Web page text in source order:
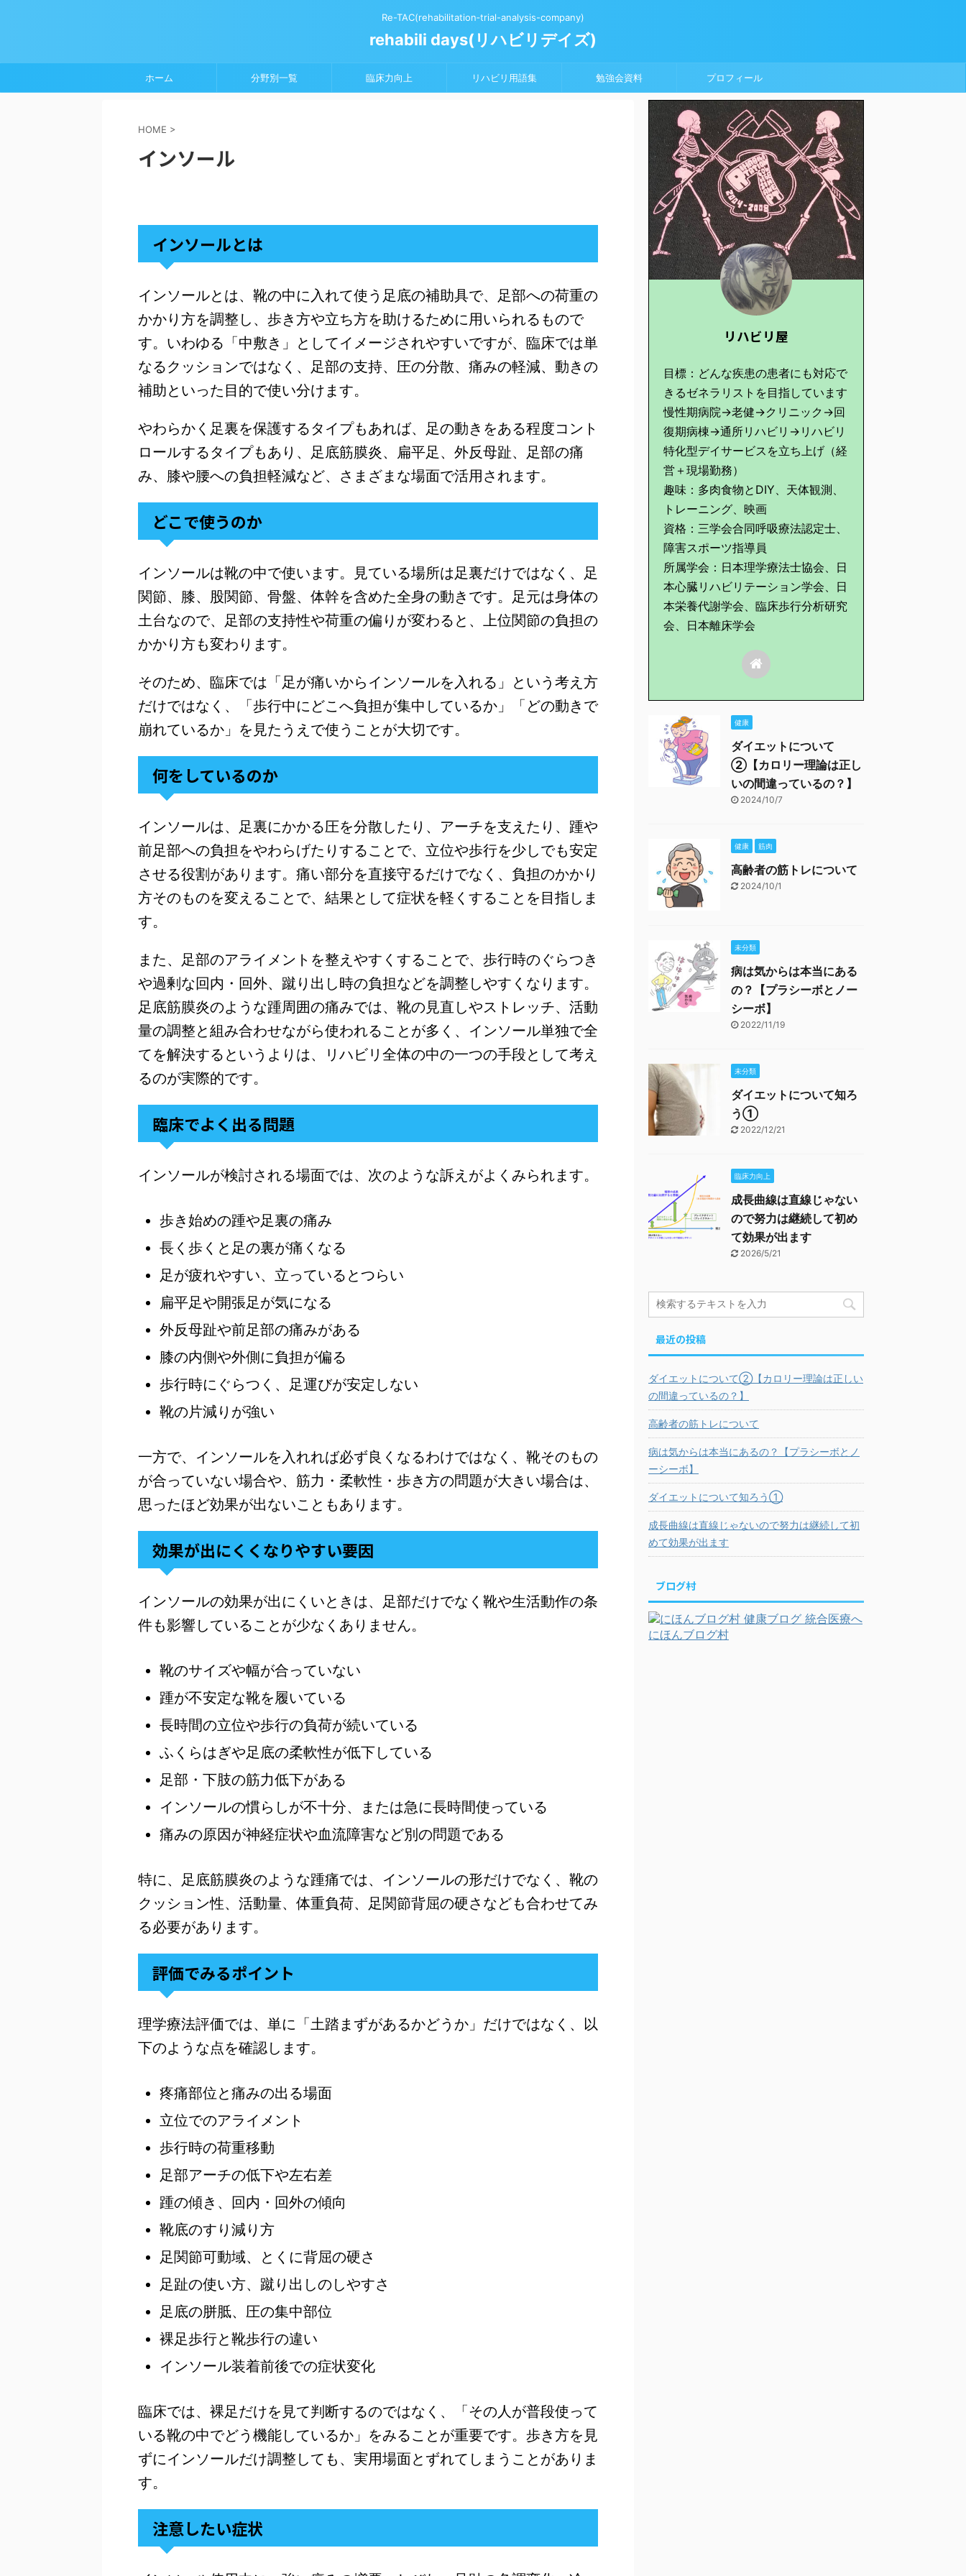
Re-TAC(rehabilitation‐trial-analysis-company)
rehabili days(リハビリデイズ)
ホーム 分野別一覧 臨床力向上 リハビリ用語集 勉強会資料 プロフィール
HOME >
インソール
インソールとは
インソールとは、靴の中に入れて使う足底の補助具で、足部への荷重の
かかり方を調整し、歩き方や立ち方を助けるために用いられるもので
す。いわゆる「中敷き」としてイメージされやすいですが、臨床では単
なるクッションではなく、足部の支持、圧の分散、痛みの軽減、動きの
補助といった目的で使い分けます。
やわらかく足裏を保護するタイプもあれば、足の動きをある程度コント
ロールするタイプもあり、足底筋膜炎、扁平足、外反母趾、足部の痛
み、膝や腰への負担軽減など、さまざまな場面で活用されます。
どこで使うのか
インソールは靴の中で使います。見ている場所は足裏だけではなく、足
関節、膝、股関節、骨盤、体幹を含めた全身の動きです。足元は身体の
土台なので、足部の支持性や荷重の偏りが変わると、上位関節の負担の
かかり方も変わります。
そのため、臨床では「足が痛いからインソールを入れる」という考え方
だけではなく、「歩行中にどこへ負担が集中しているか」「どの動きで
崩れているか」を見たうえで使うことが大切です。
何をしているのか
インソールは、足裏にかかる圧を分散したり、アーチを支えたり、踵や
前足部への負担をやわらげたりすることで、立位や歩行を少しでも安定
させる役割があります。痛い部分を直接守るだけでなく、負担のかかり
方そのものを変えることで、結果として症状を軽くすることを目指しま
す。
また、足部のアライメントを整えやすくすることで、歩行時のぐらつき
や過剰な回内・回外、蹴り出し時の負担などを調整しやすくなります。
足底筋膜炎のような踵周囲の痛みでは、靴の見直しやストレッチ、活動
量の調整と組み合わせながら使われることが多く、インソール単独で全
てを解決するというよりは、リハビリ全体の中の一つの手段として考え
るのが実際的です。
臨床でよく出る問題
インソールが検討される場面では、次のような訴えがよくみられます。
歩き始めの踵や足裏の痛み
長く歩くと足の裏が痛くなる
足が疲れやすい、立っているとつらい
扁平足や開張足が気になる
外反母趾や前足部の痛みがある
膝の内側や外側に負担が偏る
歩行時にぐらつく、足運びが安定しない
靴の片減りが強い
一方で、インソールを入れれば必ず良くなるわけではなく、靴そのもの
が合っていない場合や、筋力・柔軟性・歩き方の問題が大きい場合は、
思ったほど効果が出ないこともあります。
効果が出にくくなりやすい要因
インソールの効果が出にくいときは、足部だけでなく靴や生活動作の条
件も影響していることが少なくありません。
靴のサイズや幅が合っていない
踵が不安定な靴を履いている
長時間の立位や歩行の負荷が続いている
ふくらはぎや足底の柔軟性が低下している
足部・下肢の筋力低下がある
インソールの慣らしが不十分、または急に長時間使っている
痛みの原因が神経症状や血流障害など別の問題である
特に、足底筋膜炎のような踵痛では、インソールの形だけでなく、靴の
クッション性、活動量、体重負荷、足関節背屈の硬さなども合わせてみ
る必要があります。
評価でみるポイント
理学療法評価では、単に「土踏まずがあるかどうか」だけではなく、以
下のような点を確認します。
疼痛部位と痛みの出る場面
立位でのアライメント
歩行時の荷重移動
足部アーチの低下や左右差
踵の傾き、回内・回外の傾向
靴底のすり減り方
足関節可動域、とくに背屈の硬さ
足趾の使い方、蹴り出しのしやすさ
足底の胼胝、圧の集中部位
裸足歩行と靴歩行の違い
インソール装着前後での症状変化
臨床では、裸足だけを見て判断するのではなく、「その人が普段使って
いる靴の中でどう機能しているか」をみることが重要です。歩き方を見
ずにインソールだけ調整しても、実用場面とずれてしまうことがありま
す。
注意したい症状
リハビリ屋
目標：どんな疾患の患者にも対応で
きるゼネラリストを目指しています
慢性期病院→老健→クリニック→回
復期病棟→通所リハビリ→リハビリ
特化型デイサービスを立ち上げ（経
営＋現場勤務）
趣味：多肉食物とDIY、天体観測、
トレーニング、映画
資格：三学会合同呼吸療法認定士、
障害スポーツ指導員
所属学会：日本理学療法士協会、日
本心臓リハビリテーション学会、日
本栄養代謝学会、臨床歩行分析研究
会、日本離床学会
健康
ダイエットについて
②【カロリー理論は正し
いの間違っているの？】
2024/10/7
健康 筋肉
高齢者の筋トレについて
2024/10/1
未分類
病は気からは本当にある
の？【プラシーボとノー
シーボ】
2022/11/19
未分類
ダイエットについて知ろ
う①
2022/12/21
臨床力向上
成長曲線は直線じゃない
ので努力は継続して初め
て効果が出ます
2026/5/21
最近の投稿
ダイエットについて②【カロリー理論は正しい
の間違っているの？】
高齢者の筋トレについて
病は気からは本当にあるの？【プラシーボとノ
ーシーボ】
ダイエットについて知ろう①
成長曲線は直線じゃないので努力は継続して初
めて効果が出ます
ブログ村
にほんブログ村